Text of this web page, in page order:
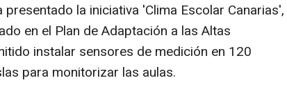
presentado la iniciativa 'Clima Escolar Canarias',
en el Plan de Adaptación a las Altas
instalar sensores de medición en 120
para monitorizar las aulas.